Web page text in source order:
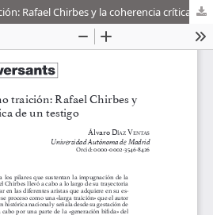
La transición como traición: Rafael Chirbes y la coherencia crítica de un testigo